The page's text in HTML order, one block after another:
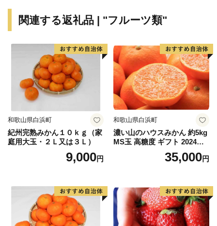
湯治の温泉、海沿いの温泉など、様々なタイプの温泉を
ふるさと納税を機に山形へお越しいただき、旬の味覚、
歴史や文化、自然をお楽しみください。
関連する返礼品 | "フルーツ類"
和歌山県白浜町
紀州完熟みかん１０ｋｇ（家
庭用大玉・２Ｌ又は３Ｌ）
9,000円
和歌山県白浜町
濃い山のハウスみかん 約5kg
MS玉 高糖度 ギフト 2024年7
35,000円